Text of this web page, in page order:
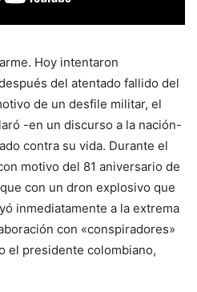
Hoy intentaron
del atentado fallido del
de un desfile militar, el
-en un discurso a la nación-
contra su vida. Durante el
motivo del 81 aniversario de
con un dron explosivo que
inmediatamente a la extrema
con «conspiradores»
el presidente colombiano,